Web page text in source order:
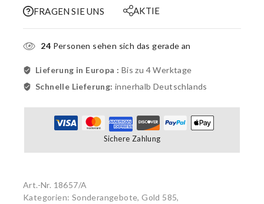
FRAGEN SIE UNS AKTIE
24 Personen sehen sich das gerade an
Lieferung in Europa : Bis zu 4 Werktage
Schnelle Lieferung: innerhalb Deutschlands
Sichere Zahlung
Art.-Nr. 18657/A
Kategorien: Sonderangebote, Gold 585,